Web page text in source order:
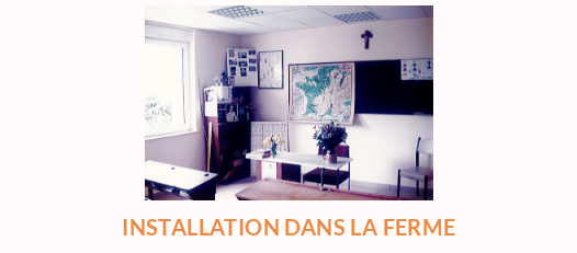
INSTALLATION DANS LA FERME